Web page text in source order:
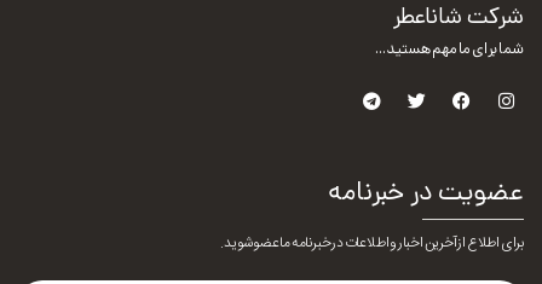
شرکت شاناعطر
شما برای ما مهم هستید...
عضویت در خبرنامه
برای اطلاع از آخرین اخبار و اطلاعات در خبرنامه ما عضو شوید.